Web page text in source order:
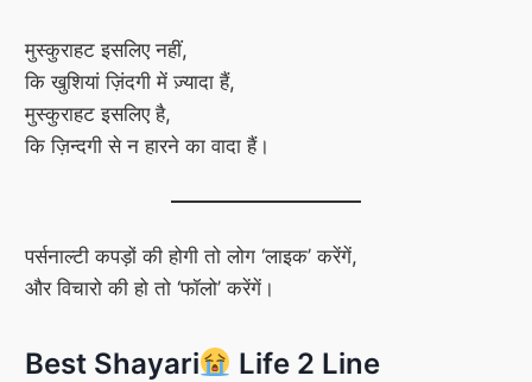
मुस्कुराहट इसलिए नहीं,
कि खुशियां ज़िंदगी में ज़्यादा हैं,
मुस्कुराहट इसलिए है,
कि ज़िन्दगी से न हारने का वादा हैं।
पर्सनाल्टी कपड़ों की होगी तो लोग ‘लाइक’ करेंगें,
और विचारो की हो तो ‘फॉलो’ करेंगें।
Best Shayari Life 2 Line